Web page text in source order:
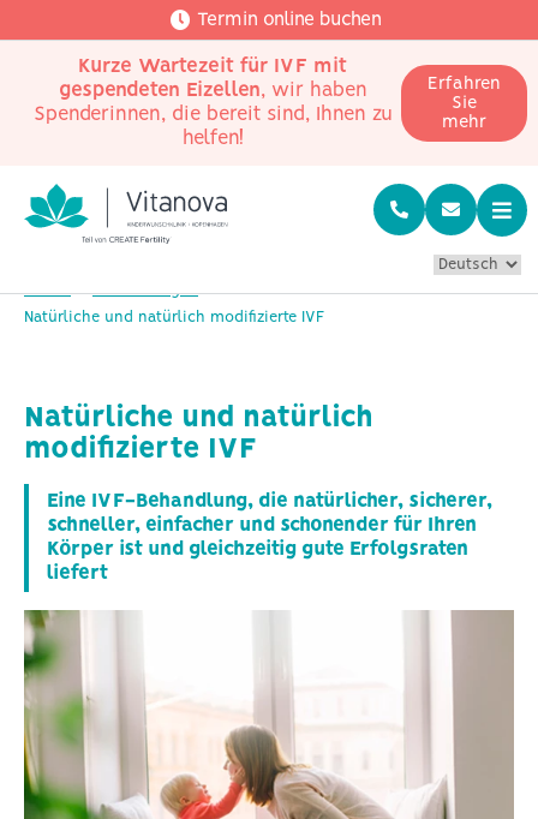
Termin online buchen
Kurze Wartezeit für IVF mit
gespendeten Eizellen, wir haben
Spenderinnen, die bereit sind, Ihnen zu
helfen!
Erfahren
Sie
mehr
Home
Behandlungen
Natürliche und natürlich modifizierte IVF
Natürliche und natürlich
modifizierte IVF
Eine IVF-Behandlung, die natürlicher, sicherer,
schneller, einfacher und schonender für Ihren
Körper ist und gleichzeitig gute Erfolgsraten
liefert